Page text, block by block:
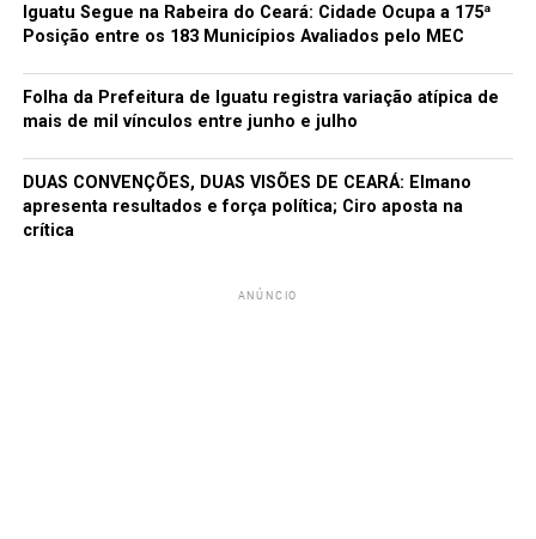
Iguatu Segue na Rabeira do Ceará: Cidade Ocupa a 175ª
Posição entre os 183 Municípios Avaliados pelo MEC
Folha da Prefeitura de Iguatu registra variação atípica de
mais de mil vínculos entre junho e julho
DUAS CONVENÇÕES, DUAS VISÕES DE CEARÁ: Elmano
apresenta resultados e força política; Ciro aposta na
crítica
ANÚNCIO